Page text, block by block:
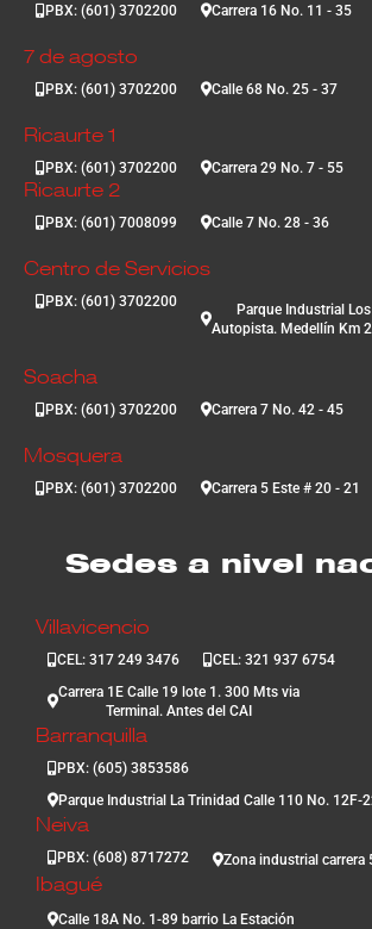
PBX: (601) 3702200 Carrera 16 No. 11 - 35
7 de agosto
PBX: (601) 3702200 Calle 68 No. 25 - 37
Ricaurte 1
PBX: (601) 3702200 Carrera 29 No. 7 - 55
Ricaurte 2
PBX: (601) 7008099 Calle 7 No. 28 - 36
Centro de Servicios
PBX: (601) 3702200
Parque Industrial
Autopista. Medellín Km
Soacha
PBX: (601) 3702200 Carrera 7 No. 42 - 45
Mosquera
PBX: (601) 3702200 Carrera 5 Este # 20 - 21
Sedes a nivel
Villavicencio
CEL: 317 249 3476
CEL: 321 937 6754
Carrera 1E Calle 19 lote 1. 300 Mts via
Terminal. Antes del CAI
Barranquilla
PBX: (605) 3853586
Parque Industrial La Trinidad Calle 110 No. 12F-
Neiva
PBX: (608) 8717272 Zona industrial carrera
Ibagué
Calle 18A No. 1-89 barrio La Estación